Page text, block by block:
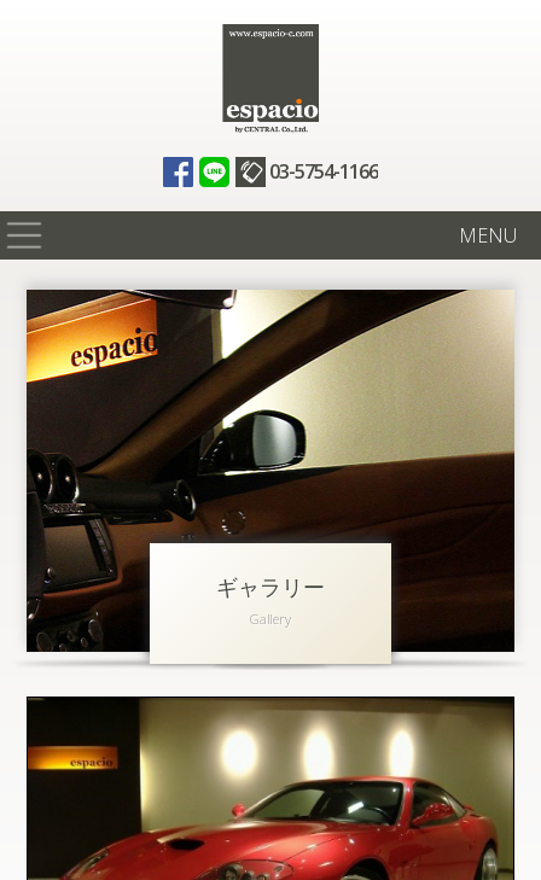
03-5754-1166
MENU
在庫情報
買取査定
ニュース
ギャラリー
アクセス
会社概要
個人情報保護方針
ギャラリー
Gallery